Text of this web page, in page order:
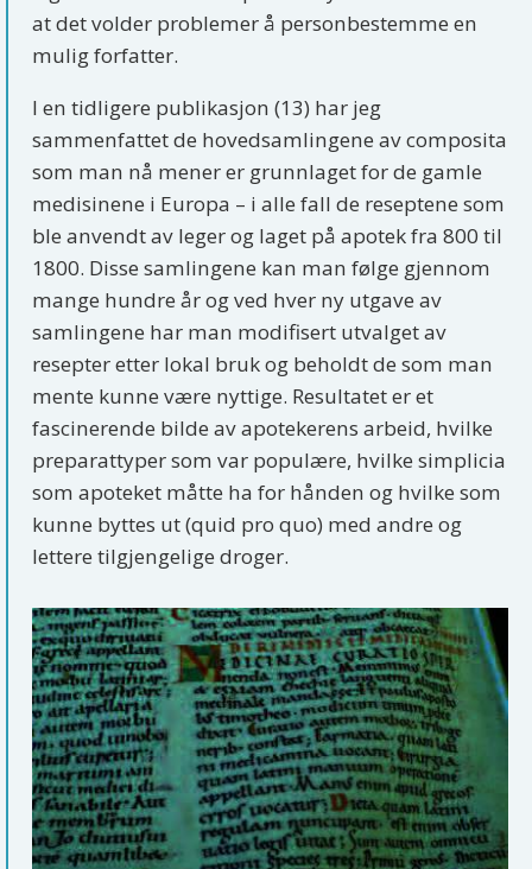
at det volder problemer å personbestemme en
mulig forfatter.
I en tidligere publikasjon (13) har jeg
sammenfattet de hovedsamlingene av composita
som man nå mener er grunnlaget for de gamle
medisinene i Europa – i alle fall de reseptene som
ble anvendt av leger og laget på apotek fra 800 til
1800. Disse samlingene kan man følge gjennom
mange hundre år og ved hver ny utgave av
samlingene har man modifisert utvalget av
resepter etter lokal bruk og beholdt de som man
mente kunne være nyttige. Resultatet er et
fascinerende bilde av apotekerens arbeid, hvilke
preparattyper som var populære, hvilke simplicia
som apoteket måtte ha for hånden og hvilke som
kunne byttes ut (quid pro quo) med andre og
lettere tilgjengelige droger.